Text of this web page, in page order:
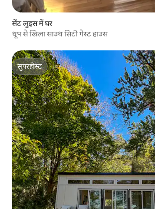
सेंट लुइस में घर
धूप से खिला साउथ सिटी गेस्ट हाउस
सुपरहोस्ट
सुपरहोस्ट